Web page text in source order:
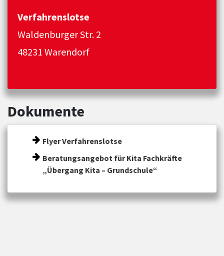
Verfahrenslotse
Waldenburger Str. 2
48231 Warendorf
Dokumente
Flyer Verfahrenslotse
Beratungsangebot für Kita Fachkräfte
„Übergang Kita – Grundschule“